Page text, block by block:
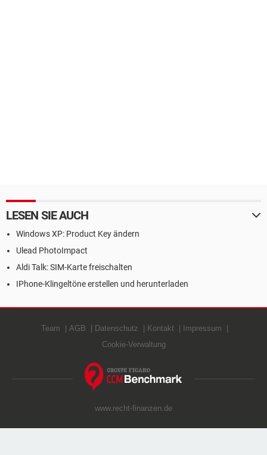
LESEN SIE AUCH
Windows XP: Product Key ändern
Ulead PhotoImpact
Aldi Talk: SIM-Karte freischalten
IPhone-Klingeltöne erstellen und herunterladen
Team AGB Datenschutz Kontakt
Impressum
Cookie-Verwaltung
www.recht-finanzen.de